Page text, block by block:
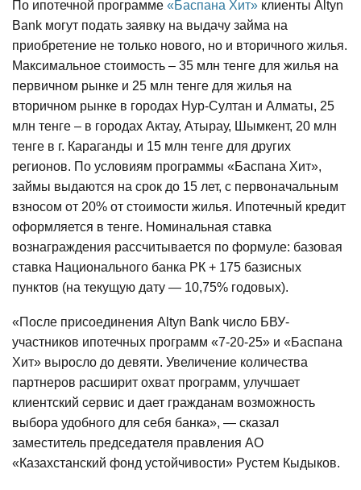
По ипотечной программе «Баспана Хит» клиенты Altyn
Bank могут подать заявку на выдачу займа на
приобретение не только нового, но и вторичного жилья.
Максимальное стоимость – 35 млн тенге для жилья на
первичном рынке и 25 млн тенге для жилья на
вторичном рынке в городах Нур-Султан и Алматы, 25
млн тенге – в городах Актау, Атырау, Шымкент, 20 млн
тенге в г. Караганды и 15 млн тенге для других
регионов. По условиям программы «Баспана Хит»,
займы выдаются на срок до 15 лет, с первоначальным
взносом от 20% от стоимости жилья. Ипотечный кредит
оформляется в тенге. Номинальная ставка
вознаграждения рассчитывается по формуле: базовая
ставка Национального банка РК + 175 базисных
пунктов (на текущую дату — 10,75% годовых).
«После присоединения Altyn Bank число БВУ-
участников ипотечных программ «7-20-25» и «Баспана
Хит» выросло до девяти. Увеличение количества
партнеров расширит охват программ, улучшает
клиентский сервис и дает гражданам возможность
выбора удобного для себя банка», — сказал
заместитель председателя правления АО
«Казахстанский фонд устойчивости» Рустем Кыдыков.